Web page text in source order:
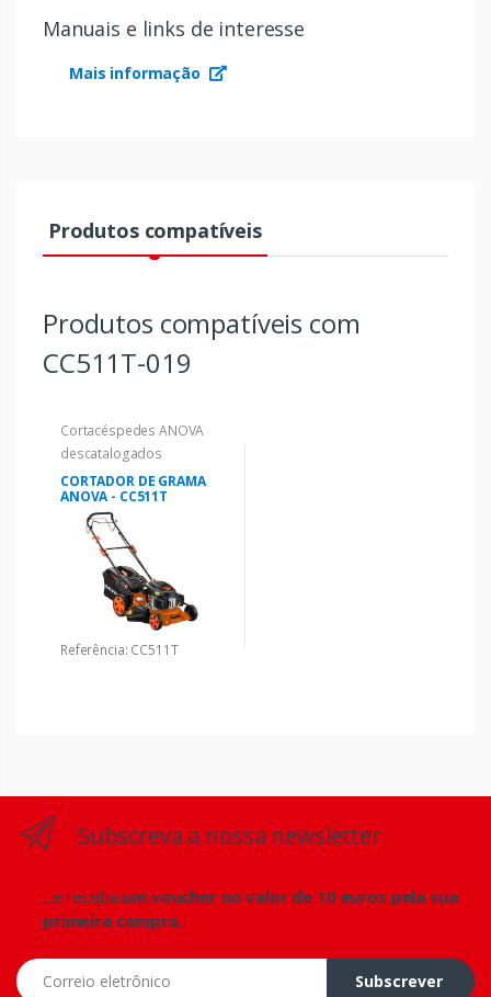
Manuais e links de interesse
Mais informação
Produtos compatíveis
Produtos compatíveis com
CC511T-019
Cortacéspedes ANOVA
descatalogados
CORTADOR DE GRAMA
ANOVA - CC511T
Referência: CC511T
Subscreva a nossa newsletter
...e receba um voucher no valor de 10 euros pela sua
primeira compra.
Correio eletrônico
Subscrever